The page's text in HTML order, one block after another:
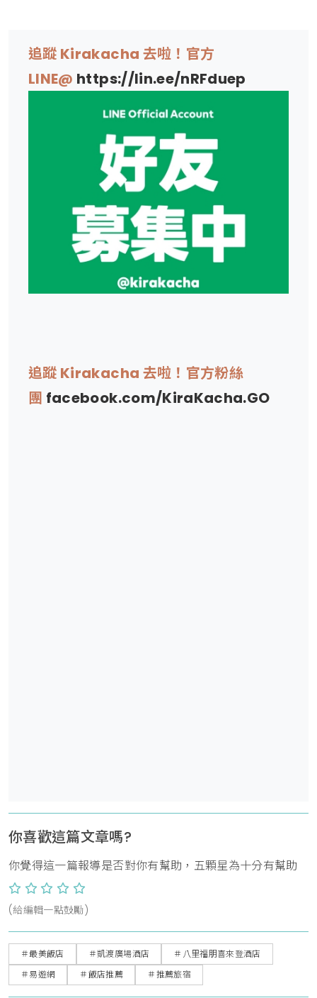
追蹤 Kirakacha 去啦！官方
LINE@ https://lin.ee/nRFduep
追蹤 Kirakacha 去啦！官方粉絲
團 facebook.com/KiraKacha.GO
你喜歡這篇文章嗎?
你覺得這一篇報導是否對你有幫助，五顆星為十分有幫助
(給編輯一點鼓勵)
＃最美飯店 ＃凱渡廣場酒店
＃八里福朋喜來登酒店
＃易遊網
＃飯店推薦 ＃推薦旅宿